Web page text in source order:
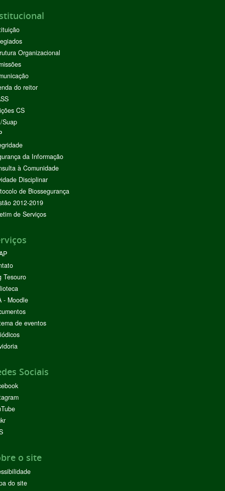
Organizacional
do reitor
CS
Suap
da Informação
à Comunidade
Disciplinar
de Biossegurança
2012-2019
de Serviços
Tesouro
- Moodle
de eventos
Sociais
o site
do site